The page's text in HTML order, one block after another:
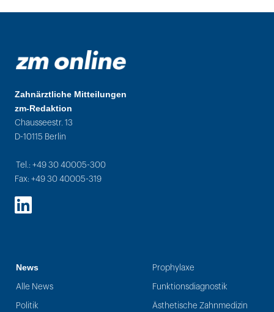
Zahnärztliche Mitteilungen
zm-Redaktion
Chausseestr. 13
D-10115 Berlin
Tel.: +49 30 40005-300
Fax: +49 30 40005-319
LinkedIn
News
Alle News
Politik
Prophylaxe
Funktionsdiagnostik
Ästhetische Zahnmedizin